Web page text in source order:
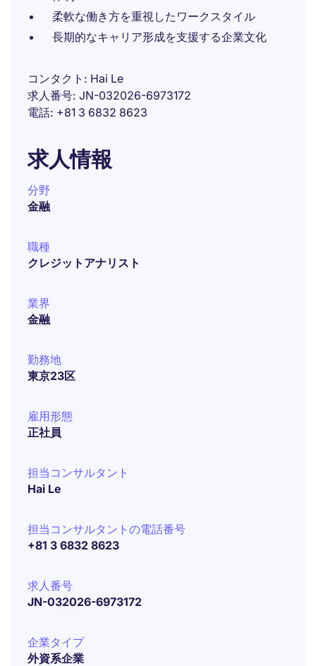
柔軟な働き方を重視したワークスタイル
長期的なキャリア形成を支援する企業文化
コンタクト
Hai Le
求人番号 JN-032026-6973172
電話 +81 3 6832 8623
求人情報
分野
金融
職種
クレジットアナリスト
業界
金融
勤務地
東京23区
雇用形態
正社員
担当コンサルタント
Hai Le
担当コンサルタントの電話番号
+81 3 6832 8623
求人番号
JN-032026-6973172
企業タイプ
外資系企業